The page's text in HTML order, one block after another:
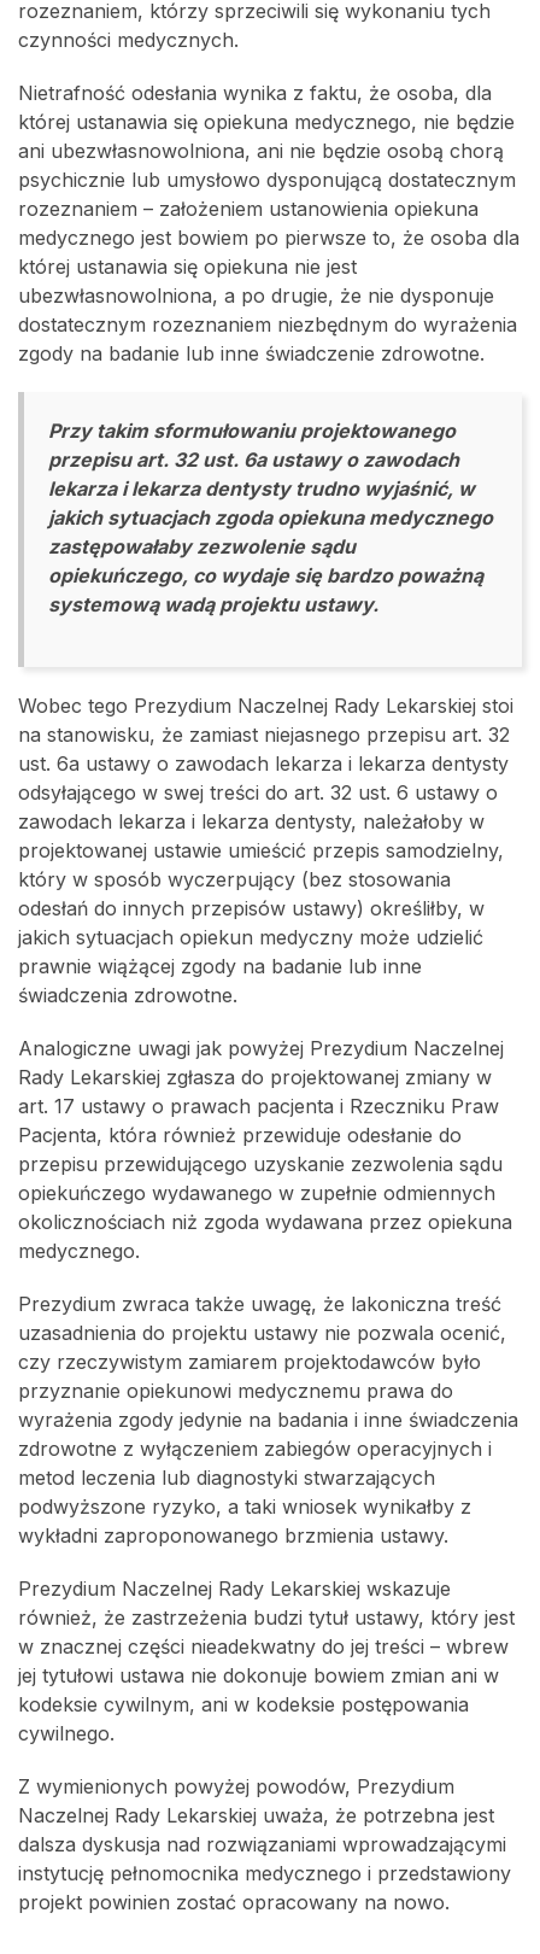
rozeznaniem, którzy sprzeciwili się wykonaniu tych
czynności medycznych.
Nietrafność odesłania wynika z faktu, że osoba, dla
której ustanawia się opiekuna medycznego, nie będzie
ani ubezwłasnowolniona, ani nie będzie osobą chorą
psychicznie lub umysłowo dysponującą dostatecznym
rozeznaniem – założeniem ustanowienia opiekuna
medycznego jest bowiem po pierwsze to, że osoba dla
której ustanawia się opiekuna nie jest
ubezwłasnowolniona, a po drugie, że nie dysponuje
dostatecznym rozeznaniem niezbędnym do wyrażenia
zgody na badanie lub inne świadczenie zdrowotne.
Przy takim sformułowaniu projektowanego
przepisu art. 32 ust. 6a ustawy o zawodach
lekarza i lekarza dentysty trudno wyjaśnić, w
jakich sytuacjach zgoda opiekuna medycznego
zastępowałaby zezwolenie sądu
opiekuńczego, co wydaje się bardzo poważną
systemową wadą projektu ustawy.
Wobec tego Prezydium Naczelnej Rady Lekarskiej stoi
na stanowisku, że zamiast niejasnego przepisu art. 32
ust. 6a ustawy o zawodach lekarza i lekarza dentysty
odsyłającego w swej treści do art. 32 ust. 6 ustawy o
zawodach lekarza i lekarza dentysty, należałoby w
projektowanej ustawie umieścić przepis samodzielny,
który w sposób wyczerpujący (bez stosowania
odesłań do innych przepisów ustawy) określiłby, w
jakich sytuacjach opiekun medyczny może udzielić
prawnie wiążącej zgody na badanie lub inne
świadczenia zdrowotne.
Analogiczne uwagi jak powyżej Prezydium Naczelnej
Rady Lekarskiej zgłasza do projektowanej zmiany w
art. 17 ustawy o prawach pacjenta i Rzeczniku Praw
Pacjenta, która również przewiduje odesłanie do
przepisu przewidującego uzyskanie zezwolenia sądu
opiekuńczego wydawanego w zupełnie odmiennych
okolicznościach niż zgoda wydawana przez opiekuna
medycznego.
Prezydium zwraca także uwagę, że lakoniczna treść
uzasadnienia do projektu ustawy nie pozwala ocenić,
czy rzeczywistym zamiarem projektodawców było
przyznanie opiekunowi medycznemu prawa do
wyrażenia zgody jedynie na badania i inne świadczenia
zdrowotne z wyłączeniem zabiegów operacyjnych i
metod leczenia lub diagnostyki stwarzających
podwyższone ryzyko, a taki wniosek wynikałby z
wykładni zaproponowanego brzmienia ustawy.
Prezydium Naczelnej Rady Lekarskiej wskazuje
również, że zastrzeżenia budzi tytuł ustawy, który jest
w znacznej części nieadekwatny do jej treści – wbrew
jej tytułowi ustawa nie dokonuje bowiem zmian ani w
kodeksie cywilnym, ani w kodeksie postępowania
cywilnego.
Z wymienionych powyżej powodów, Prezydium
Naczelnej Rady Lekarskiej uważa, że potrzebna jest
dalsza dyskusja nad rozwiązaniami wprowadzającymi
instytucję pełnomocnika medycznego i przedstawiony
projekt powinien zostać opracowany na nowo.